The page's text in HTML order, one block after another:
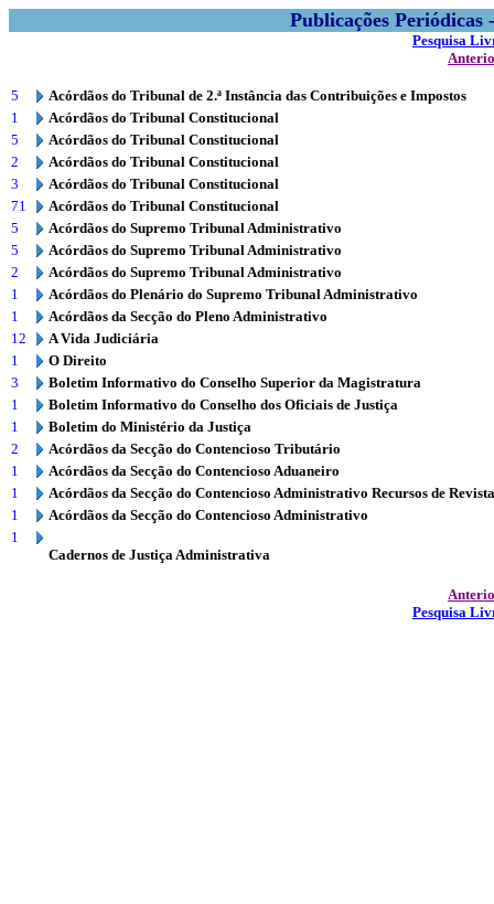
Publicações
Pesquisa
5
Acórdãos do Tribunal de 2.ª Instância das Contribuições e Impostos
1
Acórdãos do Tribunal Constitucional
5
Acórdãos do Tribunal Constitucional
2
Acórdãos do Tribunal Constitucional
3
Acórdãos do Tribunal Constitucional
71
Acórdãos do Tribunal Constitucional
5
Acórdãos do Supremo Tribunal Administrativo
5
Acórdãos do Supremo Tribunal Administrativo
2
Acórdãos do Supremo Tribunal Administrativo
1
Acórdãos do Plenário do Supremo Tribunal Administrativo
1
Acórdãos da Secção do Pleno Administrativo
12
A Vida Judiciária
1
O Direito
3
Boletim Informativo do Conselho Superior da Magistratura
1
Boletim Informativo do Conselho dos Oficiais de Justiça
1
Boletim do Ministério da Justiça
2
Acórdãos da Secção do Contencioso Tributário
1
Acórdãos da Secção do Contencioso Aduaneiro
1
Acórdãos da Secção do Contencioso Administrativo Recursos de Revista
1
Acórdãos da Secção do Contencioso Administrativo
1
Cadernos de Justiça Administrativa
Pesquisa